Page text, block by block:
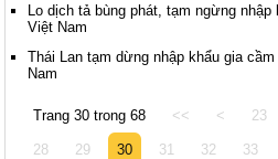
Lo dịch tả bùng phát, tạm ngừng
Việt Nam
Thái Lan tạm dừng nhập khẩu gia
Nam
Trang 30 trong 68 << < 23
28 29 30 31 32 33